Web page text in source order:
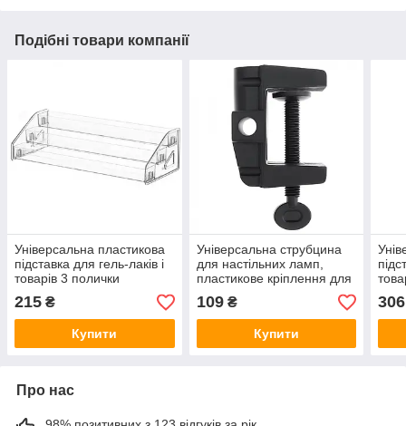
Подібні товари компанії
Універсальна пластикова
підставка для гель-лаків і
товарів 3 полички
215 ₴
Купити
Універсальна струбцина
для настільних ламп,
пластикове кріплення для
настільних ламп і
світильників
109₴
Купити
306
Про нас